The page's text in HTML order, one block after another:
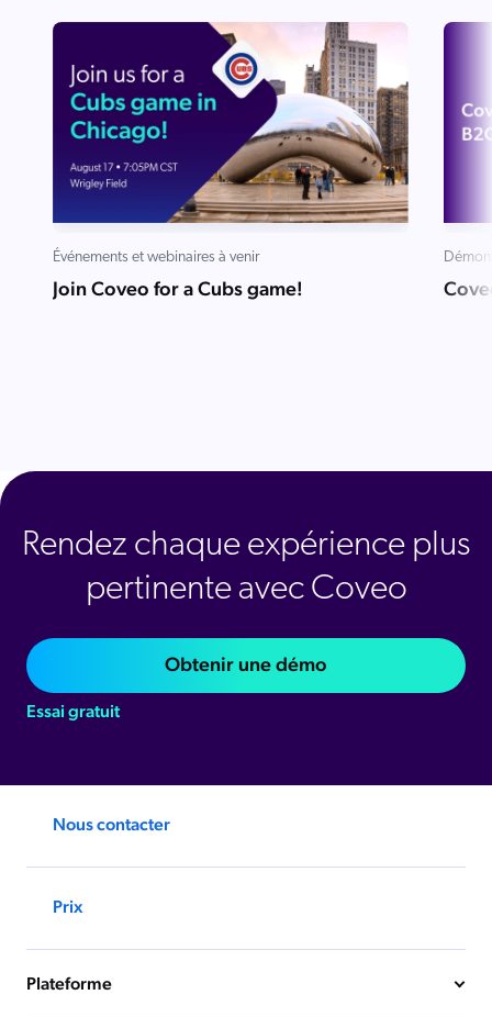
Événements et webinaires à venir
Join Coveo for a Cubs game!
Rendez chaque expérience plus
pertinente avec Coveo
Obtenir une démo
Essai gratuit
Nous contacter
Prix
Plateforme